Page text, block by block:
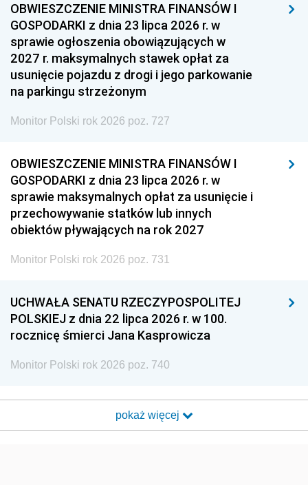
OBWIESZCZENIE MINISTRA FINANSÓW I
GOSPODARKI z dnia 23 lipca 2026 r. w
sprawie ogłoszenia obowiązujących w
2027 r. maksymalnych stawek opłat za
usunięcie pojazdu z drogi i jego parkowanie
na parkingu strzeżonym
Monitor Polski rok 2026 poz. 727
OBWIESZCZENIE MINISTRA FINANSÓW I
GOSPODARKI z dnia 23 lipca 2026 r. w
sprawie maksymalnych opłat za usunięcie i
przechowywanie statków lub innych
obiektów pływających na rok 2027
Monitor Polski rok 2026 poz. 731
UCHWAŁA SENATU RZECZYPOSPOLITEJ
POLSKIEJ z dnia 22 lipca 2026 r. w 100.
rocznicę śmierci Jana Kasprowicza
Monitor Polski rok 2026 poz. 740
pokaż więcej